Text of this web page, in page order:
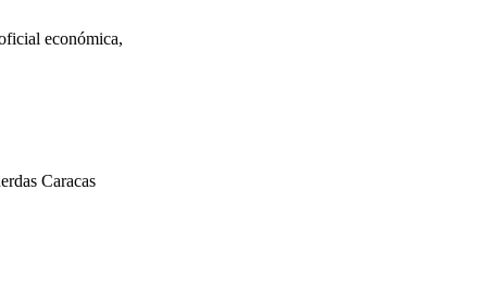
económica,
Caracas